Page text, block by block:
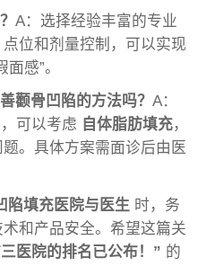
A：选择经验丰富的专业
位和剂量控制，可以实现
感”。
颧骨凹陷的方法吗？ A：
可以考虑 自体脂肪填充，
。具体方案需面诊后由医
陷填充医院与医生时，务
和产品安全。希望这篇关
医院的排名已公布！” 的